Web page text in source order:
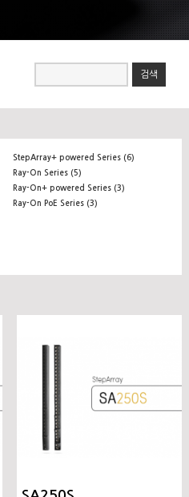
검색
StepArray+ powered Series (6)
Ray-On Series (5)
Ray-On+ powered Series (3)
Ray-On PoE Series (3)